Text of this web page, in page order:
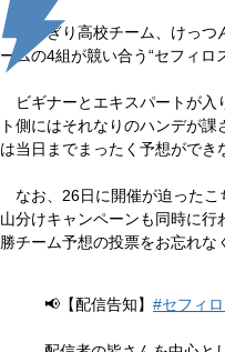
あおぎり高校チーム、けっつ
ームの4組が競い合う“セフィロ
ビギナーとエキスパートが入
ト側にはそれなりのハンデが
は当日までまったく予想ができ
なお、26日に開催が迫ったこ
山分けキャンペーンも同時に
勝チーム予想の投票をお忘れな
📢【配信告知】 #セフィ